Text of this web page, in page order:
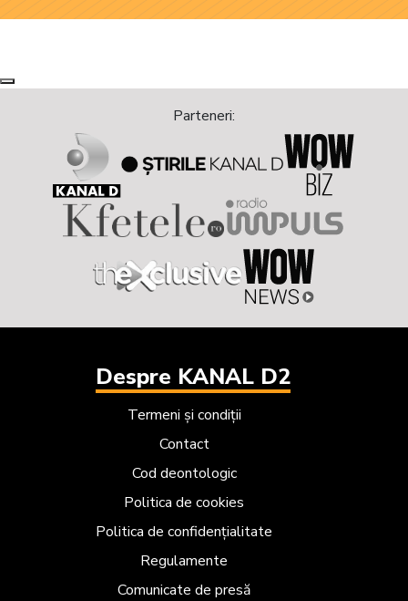
Next
Previous
Parteneri:
Despre KANAL D2
Termeni și condiții
Contact
Cod deontologic
Politica de cookies
Politica de confidențialitate
Regulamente
Comunicate de presă